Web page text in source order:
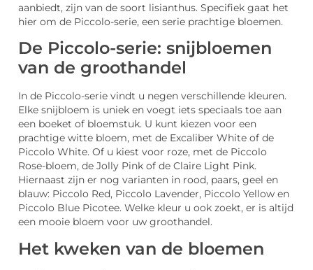
aanbiedt, zijn van de soort lisianthus. Specifiek gaat het
hier om de Piccolo-serie, een serie prachtige bloemen.
De Piccolo-serie: snijbloemen
van de groothandel
In de Piccolo-serie vindt u negen verschillende kleuren.
Elke snijbloem is uniek en voegt iets speciaals toe aan
een boeket of bloemstuk. U kunt kiezen voor een
prachtige witte bloem, met de Excaliber White of de
Piccolo White. Of u kiest voor roze, met de Piccolo
Rose-bloem, de Jolly Pink of de Claire Light Pink.
Hiernaast zijn er nog varianten in rood, paars, geel en
blauw: Piccolo Red, Piccolo Lavender, Piccolo Yellow en
Piccolo Blue Picotee. Welke kleur u ook zoekt, er is altijd
een mooie bloem voor uw groothandel.
Het kweken van de bloemen